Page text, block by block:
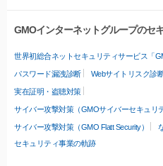
GMOインターネットグループのセ
世界初総合ネットセキュリティサービス「
パスワード漏洩診断 Webサイトリスク診
実在証明・盗聴対策
サイバー攻撃対策（GMOサイバーセキュリ
サイバー攻撃対策（GMO Flatt Security）
セキュリティ事業の軌跡